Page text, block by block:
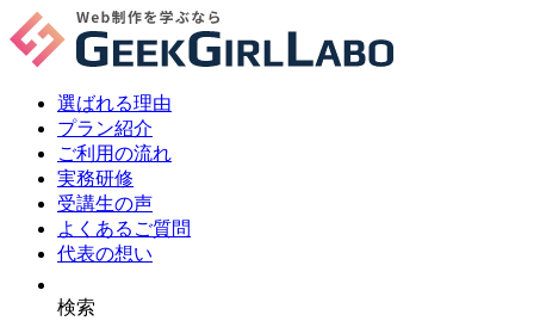
選ばれる理由
プラン紹介
ご利用の流れ
実務研修
受講生の声
よくあるご質問
代表の想い
検索